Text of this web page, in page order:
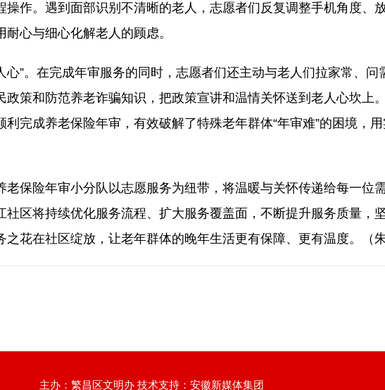
作。遇到面部识别不清晰的老人，志愿者们反复调整手机角度、
心与细心化解老人的顾虑。
”。在完成年审服务的同时，志愿者们还主动与老人们拉家常、问
策和防范养老诈骗知识，把政策宣讲和温情关怀送到老人心坎上
完成养老保险年审，有效破解了特殊老年群体“年审难”的困境，
险年审小分队以志愿服务为纽带，将温暖与关怀传递给每一位
区将持续优化服务流程、扩大服务覆盖面，不断提升服务质量，
花在社区绽放，让老年群体的晚年生活更有保障、更有温度。（朱
主办：繁昌区文明办 技术支持：安徽新媒体集团